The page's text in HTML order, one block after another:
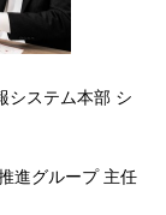
システム本部 シ
進グループ 主任